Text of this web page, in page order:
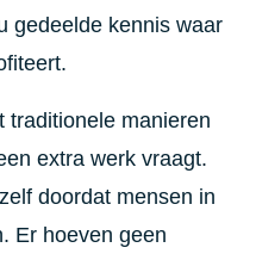
gedeelde kennis waar
traditionele manieren
extra werk vraagt.
doordat mensen in
Er hoeven geen